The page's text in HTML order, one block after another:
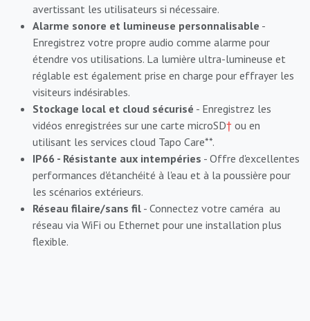
avertissant les utilisateurs si nécessaire.
Alarme sonore et lumineuse personnalisable -
Enregistrez votre propre audio comme alarme pour
étendre vos utilisations. La lumière ultra-lumineuse et
réglable est également prise en charge pour effrayer les
visiteurs indésirables.
Stockage local et cloud sécurisé - Enregistrez les
vidéos enregistrées sur une carte microSD† ou en
utilisant les services cloud Tapo Care**.
IP66 - Résistante aux intempéries - Offre d'excellentes
performances d'étanchéité à l'eau et à la poussière pour
les scénarios extérieurs.
Réseau filaire/sans fil - Connectez votre caméra au
réseau via WiFi ou Ethernet pour une installation plus
flexible.